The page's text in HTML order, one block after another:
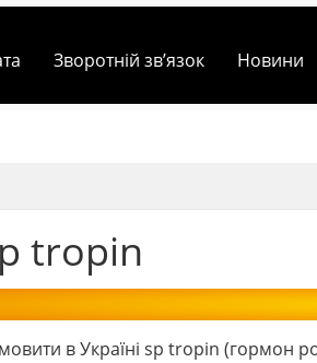
Зворотній зв’язок Новини
tropin
в Україні sp tropin (гормон